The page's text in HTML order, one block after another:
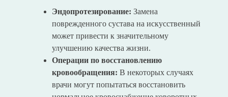
Эндопротезирование: Замена
поврежденного сустава на искусственный
может привести к значительному
улучшению качества жизни.
Операции по восстановлению
кровообращения: В некоторых случаях
врачи могут попытаться восстановить